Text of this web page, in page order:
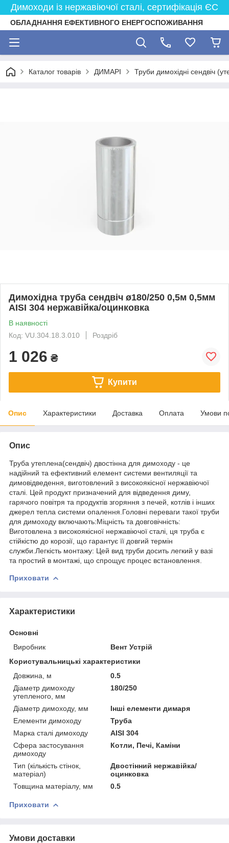
Димоходи із нержавіючої сталі, сертифікація ЄС
ОБЛАДНАННЯ ЕФЕКТИВНОГО ЕНЕРГОСПОЖИВАННЯ
Каталог товарів ДИМАРІ Труби димохідні сендвіч
Димохідна труба сендвіч ø180/250 0,5м 0,5мм
AISI 304 нержавійка/оцинковка
В наявності
Код: VU.304.18.3.010
Роздріб
1 026 ₴
Купити
Опис Характеристики Доставка Оплата Умови
Опис
Труба утеплена(сендвіч) двостінна для димоходу - це
надійний та ефективний елемент системи вентиляції та
димовідведення, виготовлений з високоякісної нержавіючої
сталі. Цей продукт призначений для відведення диму,
гарячого повітря та продуктів згоряння з печей, котлів і інших
джерел тепла системи опалення.Головні переваги такої труби
для димоходу включають:Міцність та довговічність:
Виготовлена з високоякісної нержавіючої сталі, ця труба є
стійкістю до корозії, що гарантує її довгий термін
служби.Легкість монтажу: Цей вид труби досить легкий у вазі
та простий в монтажі, що спрощує процес встановлення.
Приховати
Характеристики
Основні
Виробник
Вент Устрій
Користувальницькі характеристики
Довжина, м
0.5
Діаметр димоходу
утепленого, мм
180/250
Діаметр димоходу, мм
Інші елементи димаря
Елементи димоходу
Труба
Марка сталі димоходу
AISI 304
Сфера застосування
димоходу
Котли, Печі, Каміни
Тип (кількість стінок,
матеріал)
Двостінний нержавійка/
оцинковка
Товщина матеріалу, мм
0.5
Приховати
Умови доставки